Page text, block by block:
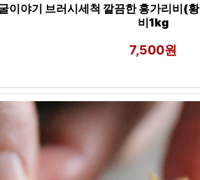
이야기 브러시세척 깔끔한 홍가리비(
비1kg
7,500원